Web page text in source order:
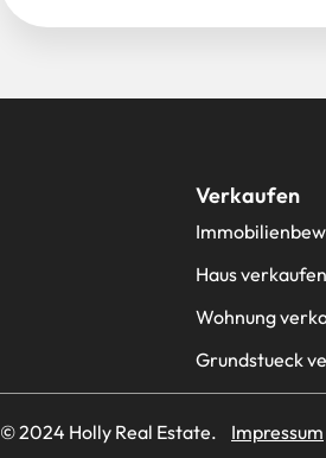
Verkaufen
Haus verkaufen
Wohnung
Grundstueck
© 2024 Holly Real Estate. Impressum